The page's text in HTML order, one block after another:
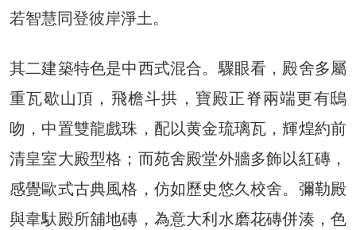
若智慧同登彼岸淨土。
其二建築特色是中西式混合。驟眼看，殿舍多屬
重瓦歇山頂，飛檐斗拱，寶殿正脊兩端更有鴟
吻，中置雙龍戲珠，配以黄金琉璃瓦，輝煌約前
清皇室大殿型格；而苑舍殿堂外牆多飾以紅磚，
感覺歐式古典風格，仿如歷史悠久校舍。彌勒殿
與韋馱殿所舖地磚，為意大利水磨花磚併湊，色